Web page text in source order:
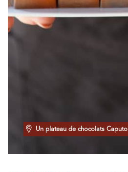
Un plateau de chocolats Caputo